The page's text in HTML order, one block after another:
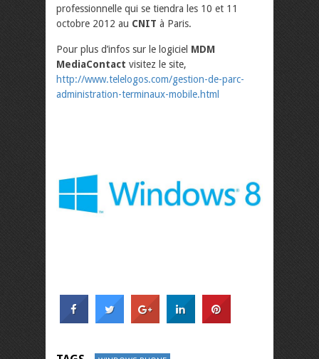
professionnelle qui se tiendra les 10 et 11
octobre 2012 au CNIT à Paris.
Pour plus d’infos sur le logiciel MDM
MediaContact visitez le site,
http://www.telelogos.com/gestion-de-parc-
administration-terminaux-mobile.html